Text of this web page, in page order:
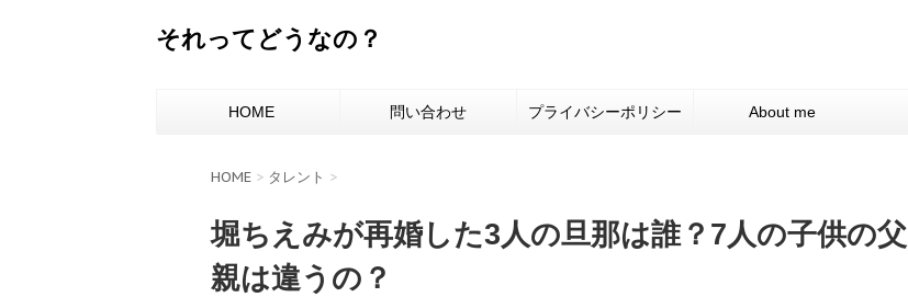
それってどうなの？
HOME 問い合わせ プライバシーポリシー About me
HOME > タレント >
堀ちえみが再婚した3人の旦那は誰？7人の子供の父
親は違うの？